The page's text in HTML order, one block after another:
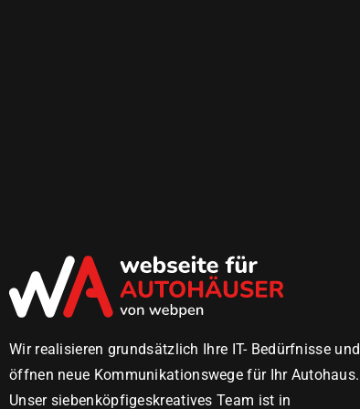
Wir realisieren grundsätzlich Ihre IT- Bedürfnisse und
öffnen neue Kommunikationswege für Ihr Autohaus.
Unser siebenköpfigeskreatives Team ist in